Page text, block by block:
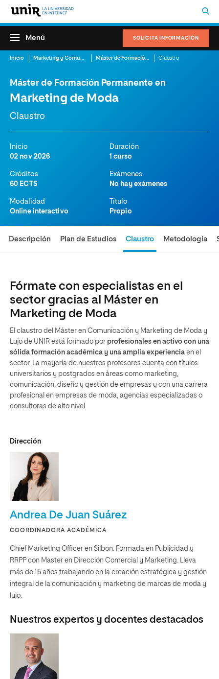
SOLICITA INFORMACIÓN
Menú
Inicio Marketing y Comunicación Máster de Formación Permanente en Marketing de Moda Claustro
Máster de Formación Permanente en
Marketing de Moda
Claustro
Inicio
02 nov 2026
Duración
1 curso
Créditos
60 ECTS
Exámenes
No hay exámenes
Modalidad
Online interactivo
Título
Propio
Descripción Plan de Estudios Claustro Metodología
Fórmate con especialistas en el
sector gracias al Máster en
Marketing de Moda
El claustro del Máster en Comunicación y Marketing de Moda y
Lujo de UNIR está formado por profesionales en activo con una
sólida formación académica y una amplia experiencia en el
sector. La mayoría de nuestros profesores cuenta con títulos
universitarios y postgrados en áreas como marketing,
comunicación, diseño y gestión de empresas y con una carrera
profesional en empresas de moda, agencias especializadas o
consultoras de alto nivel.
Dirección
Andrea De Juan Suárez
COORDINADORA ACADÉMICA
Chief Marketing Officer en Silbon. Formada en Publicidad y
RRPP con Master en Dirección Comercial y Marketing. Lleva
más de 15 años trabajando en la creación estratégica y gestión
integral de la comunicación y marketing de marcas de moda y
lujo.
Nuestros expertos y docentes destacados